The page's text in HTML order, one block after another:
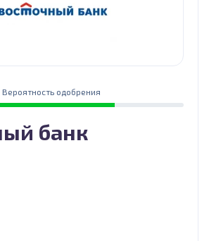
Вероятность одобрения
банк